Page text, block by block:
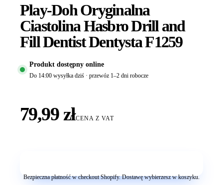
Play-Doh Oryginalna
Ciastolina Hasbro Drill and
Fill Dentist Dentysta F1259
Produkt dostępny online
Do 14:00 wysyłka dziś · przewóz 1–2 dni robocze
79,99 złCENA Z VAT
Bezpieczna płatność w checkout Shopify. Dostawę wybierzesz w koszyku.